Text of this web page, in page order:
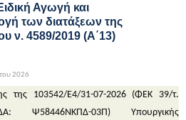
Αγωγή και
των διατάξεων της
ν. 4589/2019 (Α΄13)
2026
της 103542/Ε4/31-07-2026 (ΦΕΚ 39/τ.
Ψ58446ΝΚΠΔ-03Π) Υπουργικής